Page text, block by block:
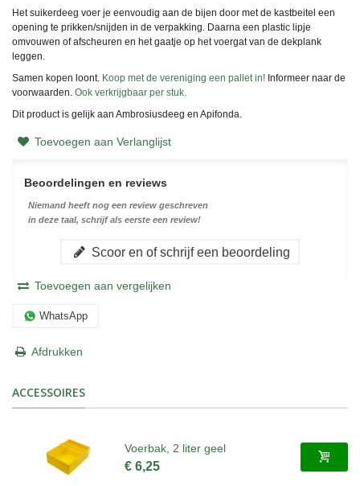
Het suikerdeeg voer je eenvoudig aan de bijen door met de kastbeitel een
opening te prikken/snijden in de verpakking. Daarna een plastic lipje
omvouwen of afscheuren en het gaatje op het voergat van de dekplank
leggen.
Samen kopen loont. Koop met de vereniging een pallet in! Informeer naar de
voorwaarden. Ook verkrijgbaar per stuk.
Dit product is gelijk aan Ambrosiusdeeg en Apifonda.
Toevoegen aan Verlanglijst
Beoordelingen en reviews
Niemand heeft nog een review geschreven
in deze taal, schrijf als eerste een review!
Scoor en of schrijf een beoordeling
Toevoegen aan vergelijken
WhatsApp
Afdrukken
ACCESSOIRES
Voerbak, 2 liter geel
€ 6,25